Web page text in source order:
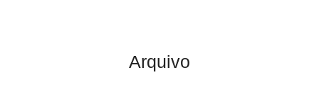
Arquivo